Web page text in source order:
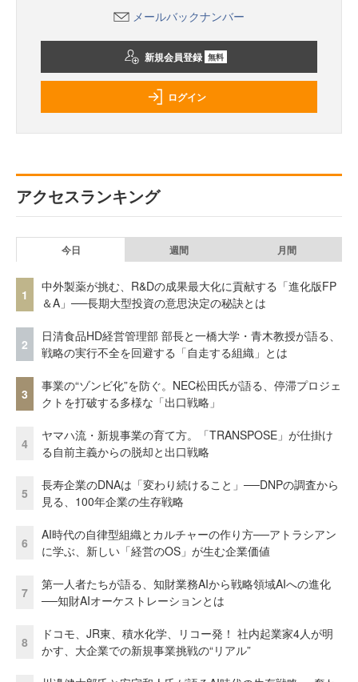
メールバックナンバー
新規会員登録 無料
ログイン
アクセスランキング
今日 週間 月間
1
中外製薬が挑む、R&Dの成果最大化に貢献する「進化版FP
＆A」──長期大型投資の意思決定の秘訣とは
2
日清食品HD経営管理部 部長と一橋大学・青木教授が語る、
戦略の実行不全を回避する「自走する組織」とは
3
事業の“ゾンビ化”を防ぐ。NEC松田氏が語る、停滞プロジェ
クトを打破する多様な「出口戦略」
4
ヤマハ流・新規事業の育て方。「TRANSPOSE」が仕掛け
る自前主義からの脱却と出口戦略
5
長寿企業のDNAは「変わり続けること」──DNPの調査から
見る、100年企業の生存戦略
6
AI時代の自律型組織とカルチャーの作り方──アトラシアン
に学ぶ、新しい「経営のOS」が生む企業価値
7
第一人者たちが語る、知財業務AIから戦略領域AIへの進化
──知財AIオーケストレーションとは
8
ドコモ、JR東、積水化学、リコー発！ 社内起業家4人が明
かす、大企業での新規事業挑戦の“リアル”